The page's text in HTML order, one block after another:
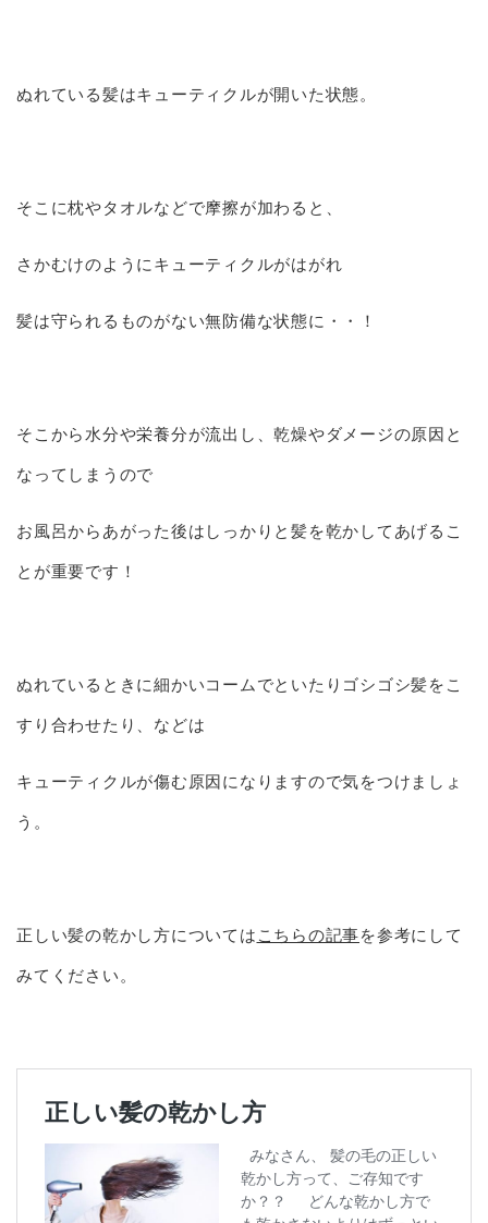
ぬれている髪はキューティクルが開いた状態。
そこに枕やタオルなどで摩擦が加わると、
さかむけのようにキューティクルがはがれ
髪は守られるものがない無防備な状態に・・！
そこから水分や栄養分が流出し、乾燥やダメージの原因と
なってしまうので
お風呂からあがった後はしっかりと髪を乾かしてあげるこ
とが重要です！
ぬれているときに細かいコームでといたりゴシゴシ髪をこ
すり合わせたり、などは
キューティクルが傷む原因になりますので気をつけましょ
う。
正しい髪の乾かし方については こちらの記事を参考にして
みてください。